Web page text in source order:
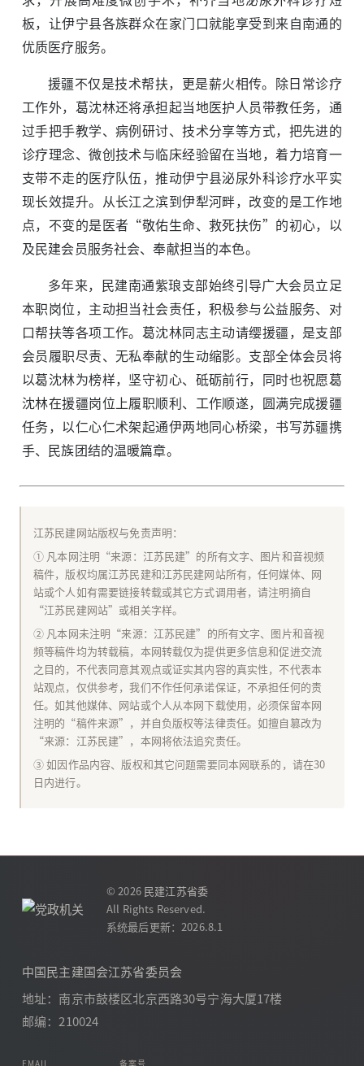
板，让伊宁县各族群众在家门口就能享受到来自南通的
优质医疗服务。
援疆不仅是技术帮扶，更是薪火相传。除日常诊疗
工作外，葛沈林还将承担起当地医护人员带教任务，通
过手把手教学、病例研讨、技术分享等方式，把先进的
诊疗理念、微创技术与临床经验留在当地，着力培育一
支带不走的医疗队伍，推动伊宁县泌尿外科诊疗水平实
现长效提升。从长江之滨到伊犁河畔，改变的是工作地
点，不变的是医者“敬佑生命、救死扶伤”的初心，以
及民建会员服务社会、奉献担当的本色。
多年来，民建南通紫琅支部始终引导广大会员立足
本职岗位，主动担当社会责任，积极参与公益服务、对
口帮扶等各项工作。葛沈林同志主动请缨援疆，是支部
会员履职尽责、无私奉献的生动缩影。支部全体会员将
以葛沈林为榜样，坚守初心、砥砺前行，同时也祝愿葛
沈林在援疆岗位上履职顺利、工作顺遂，圆满完成援疆
任务，以仁心仁术架起通伊两地同心桥梁，书写苏疆携
手、民族团结的温暖篇章。
江苏民建网站版权与免责声明：
① 凡本网注明“来源：江苏民建”的所有文字、图片和音视频
稿件，版权均属江苏民建和江苏民建网站所有，任何媒体、网
站或个人如有需要链接转载或其它方式调用者，请注明摘自
“江苏民建网站”或相关字样。
② 凡本网未注明“来源：江苏民建”的所有文字、图片和音视
频等稿件均为转载稿，本网转载仅为提供更多信息和促进交流
之目的，不代表同意其观点或证实其内容的真实性，不代表本
站观点，仅供参考，我们不作任何承诺保证，不承担任何的责
任。如其他媒体、网站或个人从本网下载使用，必须保留本网
注明的“稿件来源”，并自负版权等法律责任。如擅自篡改为
“来源：江苏民建”，本网将依法追究责任。
③ 如因作品内容、版权和其它问题需要同本网联系的，请在30
日内进行。
© 2026 民建江苏省委
All Rights Reserved.
系统最后更新：2026.8.1
中国民主建国会江苏省委员会
地址：南京市鼓楼区北京西路30号宁海大厦17楼
邮编：210024
EMAIL 备案号